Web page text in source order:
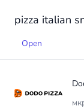
pizza italian
Open